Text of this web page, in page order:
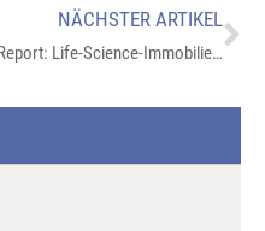
NÄCHSTER ARTIKEL
Report: Life-Science-Immobilien im Fokus